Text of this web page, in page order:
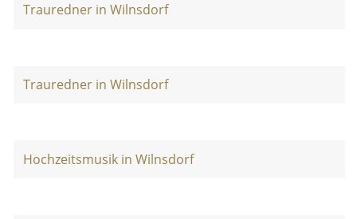
Trauredner in Wilnsdorf
Trauredner in Wilnsdorf
Hochzeitsmusik in Wilnsdorf